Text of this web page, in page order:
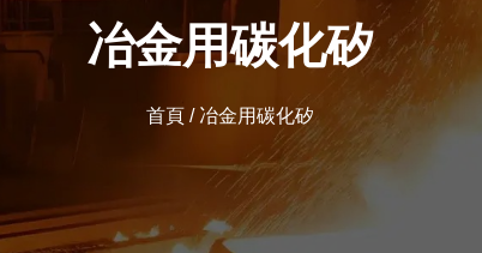
冶金用碳化矽
首頁 / 冶金用碳化矽